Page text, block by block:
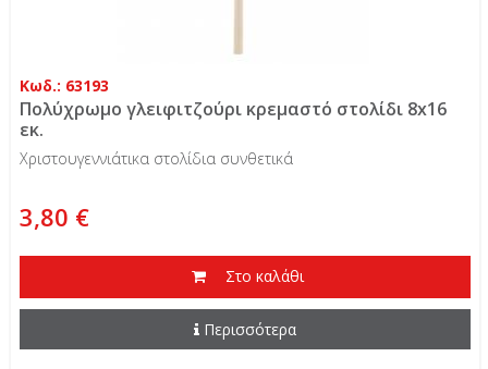
Κωδ.: 63193
Πολύχρωμο γλειφιτζούρι κρεμαστό στολίδι 8x16
εκ.
Χριστουγεννιάτικα στολίδια συνθετικά
3,80 €
Στο καλάθι
Περισσότερα